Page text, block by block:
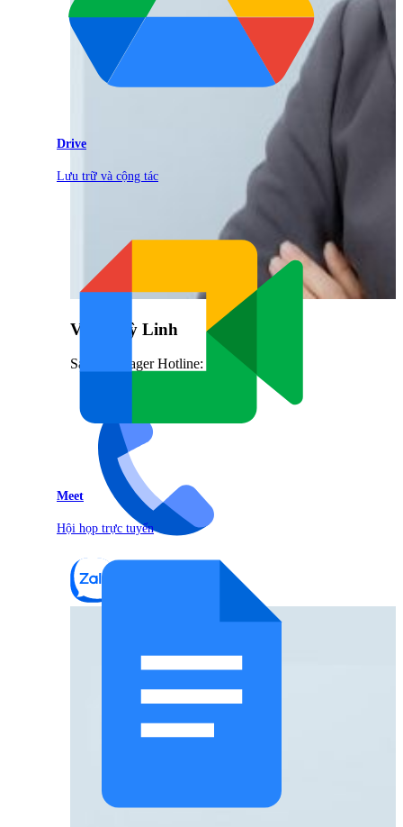
Vũ Thuỳ Linh
Sales Manager Hotline: 0842.999.666
Drive
Lưu trữ và cộng tác
Meet
Hội họp trực tuyến